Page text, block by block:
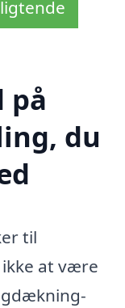
på
du
til
at være